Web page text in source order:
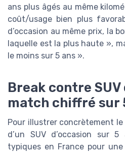
ans plus âgés au même
coût/usage bien plus
d’occasion au même prix, la
laquelle est la plus haute »,
le moins sur 5 ans ».
Break contre
match chiffré sur
Pour illustrer concrètement
d’un SUV d’occasion sur
typiques en France pour